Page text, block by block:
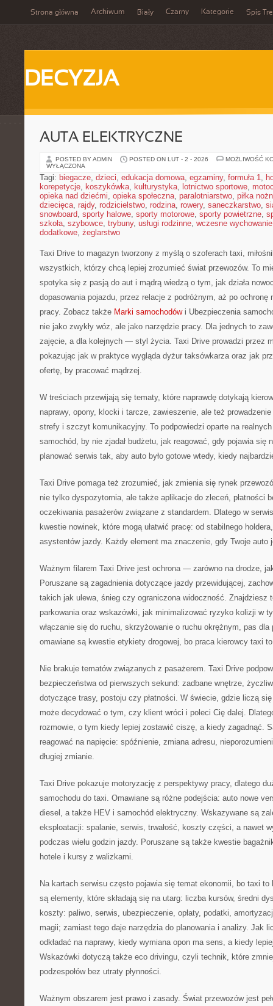
Strona główna Archiwum Biały Czarny Kategorie Spis
DECYZJA
AUTA ELEKTRYCZNE
POSTED BY ADMIN POSTED ON LUT - 2 - 2026
MOŻLIWOŚĆ
WYŁĄCZONA
Tagi: biegacze, dzieci, edukacja domowa, egzaminy, formuła 1,
korepetycje, koszykówka, kulturystyka, lotnictwo sportowe,
opieka nad dziećmi, opieka społeczna, paralotniarstwo, piłka
dziecięca, rajdy, rodzicielstwo, rodzina, rowery, saneczkarstwo,
snowboard, sporty halowe, sporty motorowe, sporty powietrzne,
szkoła, szybowce, trybuny, usługi rodzinne, wczesne wychowanie
dodatkowe, żeglarstwo
Taxi Drive to magazyn tworzony z myślą o szoferach taxi,
wszystkich, którzy chcą lepiej zrozumieć świat przewozów. To
spotyka się z pasją do aut i mądrą wiedzą o tym, jak działa
dopasowania pojazdu, przez relacje z podróżnym, aż po ochronę
pracy. Zobacz także Marki samochodówi Ubezpieczenia
nie jako zwykły wóz, ale jako narzędzie pracy. Dla jednych to
zajęcie, a dla kolejnych — styl życia. Taxi Drive prowadzi przez
pokazując jak w praktyce wygląda dyżur taksówkarza oraz jak
ofertę, by pracować mądrzej.
W treściach przewijają się tematy, które naprawdę dotykają
naprawy, opony, klocki i tarcze, zawieszenie, ale też
strefy i szczyt komunikacyjny. To podpowiedzi oparte na
samochód, by nie zjadał budżetu, jak reagować, gdy pojawia się
planować serwis tak, aby auto było gotowe wtedy, kiedy
Taxi Drive pomaga też zrozumieć, jak zmienia się rynek
nie tylko dyspozytornia, ale także aplikacje do zleceń, płatności
oczekiwania pasażerów związane z standardem. Dlatego w
kwestie nowinek, które mogą ułatwić pracę: od stabilnego
asystentów jazdy. Każdy element ma znaczenie, gdy Twoje auto
Ważnym filarem Taxi Drive jest ochrona — zarówno na drodze,
Poruszane są zagadnienia dotyczące jazdy przewidującej,
takich jak ulewa, śnieg czy ograniczona widoczność. Znajdziesz
parkowania oraz wskazówki, jak minimalizować ryzyko kolizji w
włączanie się do ruchu, skrzyżowanie o ruchu okrężnym, pas
omawiane są kwestie etykiety drogowej, bo praca kierowcy taxi
Nie brakuje tematów związanych z pasażerem. Taxi Drive
bezpieczeństwa od pierwszych sekund: zadbane wnętrze,
dotyczące trasy, postoju czy płatności. W świecie, gdzie liczą się
może decydować o tym, czy klient wróci i poleci Cię dalej.
rozmowie, o tym kiedy lepiej zostawić ciszę, a kiedy zagadnąć.
reagować na napięcie: spóźnienie, zmiana adresu,
długiej zmianie.
Taxi Drive pokazuje motoryzację z perspektywy pracy, dlatego
samochodu do taxi. Omawiane są różne podejścia: auto nowe
diesel, a także HEV i samochód elektryczny. Wskazywane są
eksploatacji: spalanie, serwis, trwałość, koszty części, a nawet
podczas wielu godzin jazdy. Poruszane są także kwestie
hotele i kursy z walizkami.
Na kartach serwisu często pojawia się temat ekonomii, bo taxi to
są elementy, które składają się na utarg: liczba kursów, średni
koszty: paliwo, serwis, ubezpieczenie, opłaty, podatki,
magii; zamiast tego daje narzędzia do planowania i analizy. Jak
odkładać na naprawy, kiedy wymiana opon ma sens, a kiedy
Wskazówki dotyczą także eco drivingu, czyli technik, które
podzespołów bez utraty płynności.
Ważnym obszarem jest prawo i zasady. Świat przewozów jest